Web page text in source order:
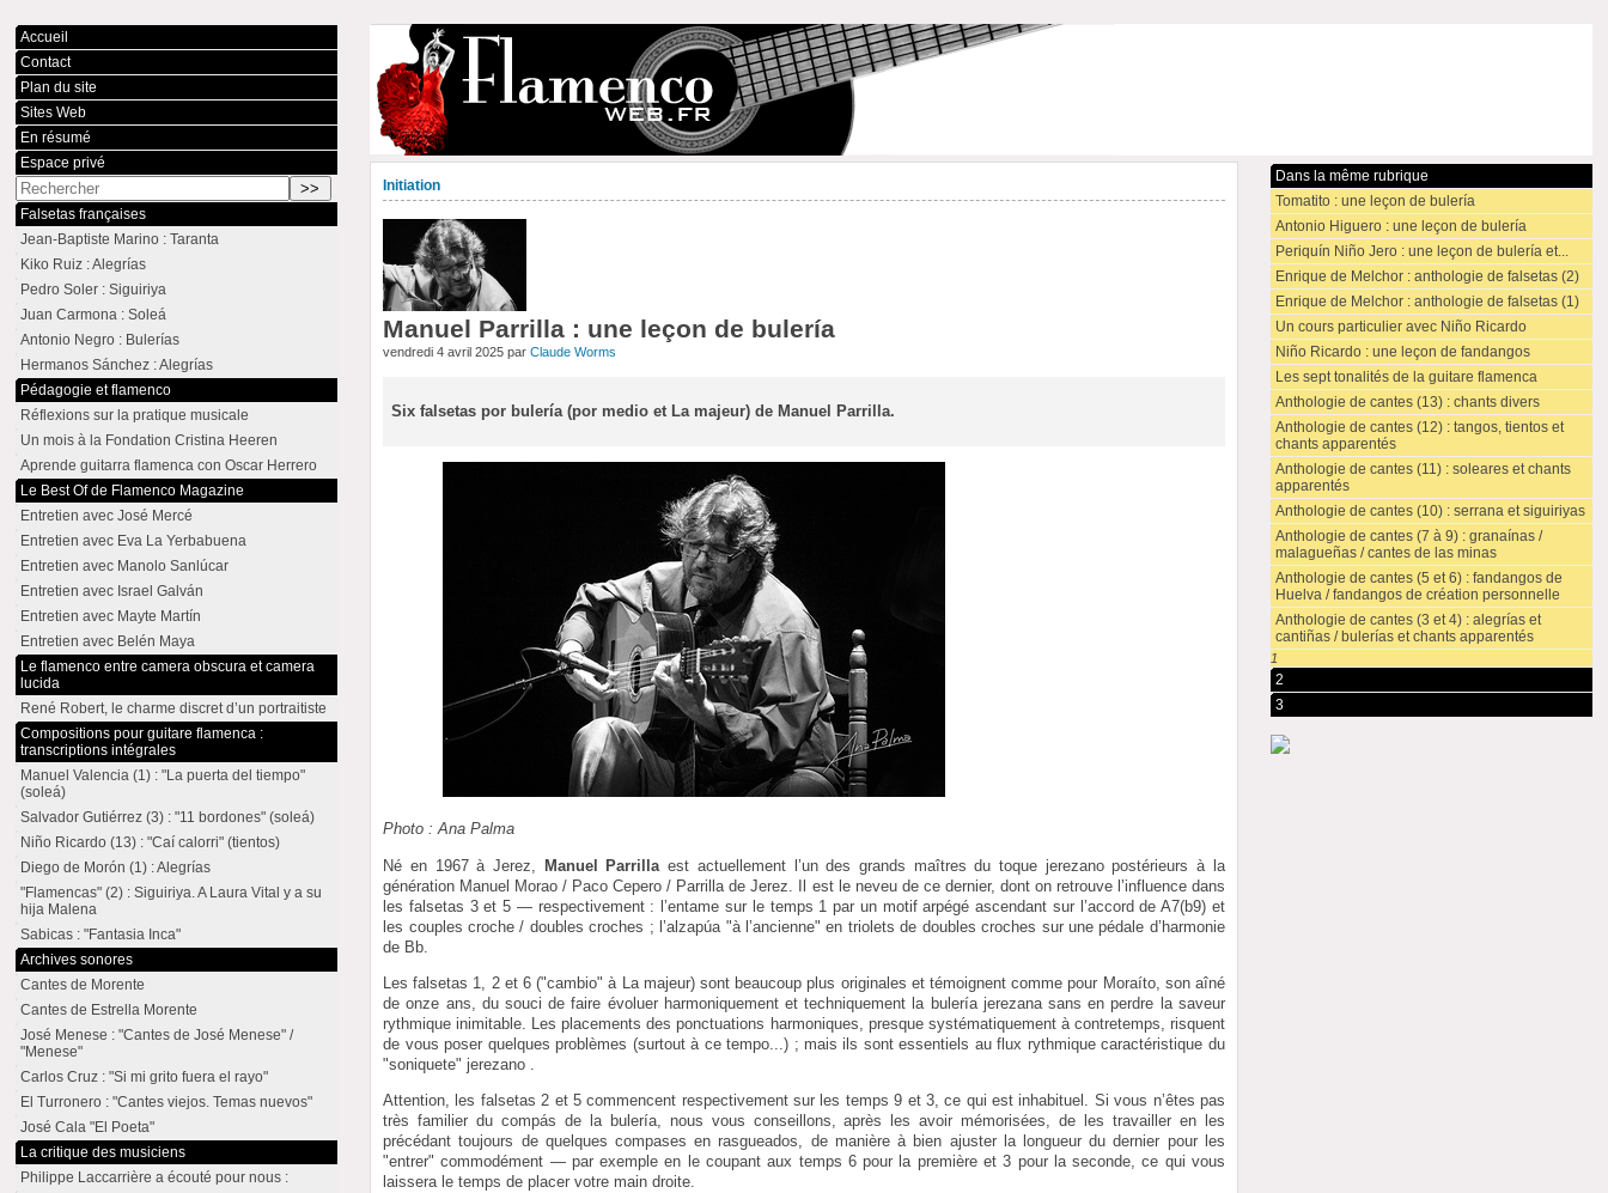
Initiation
Manuel Parrilla : une leçon de bulería
vendredi 4 avril 2025 parClaude Worms
Six falsetas por bulería (por medio et La majeur) de Manuel Parrilla.
Photo : Ana Palma
Né en 1967 à Jerez, Manuel Parrilla est actuellement l’un des grands maîtres du toque jerezano postérieurs à la
génération Manuel Morao / Paco Cepero / Parrilla de Jerez. Il est le neveu de ce dernier, dont on retrouve l’influence dans
les falsetas 3 et 5 — respectivement : l’entame sur le temps 1 par un motif arpégé ascendant sur l’accord de A7(b9) et
les couples croche / doubles croches ; l’alzapúa "à l’ancienne" en triolets de doubles croches sur une pédale d’harmonie
de Bb.
Les falsetas 1, 2 et 6 ("cambio" à La majeur) sont beaucoup plus originales et témoignent comme pour Moraíto, son aîné
de onze ans, du souci de faire évoluer harmoniquement et techniquement la bulería jerezana sans en perdre la saveur
rythmique inimitable. Les placements des ponctuations harmoniques, presque systématiquement à contretemps, risquent
de vous poser quelques problèmes (surtout à ce tempo...) ; mais ils sont essentiels au flux rythmique caractéristique du
"soniquete" jerezano .
Attention, les falsetas 2 et 5 commencent respectivement sur les temps 9 et 3, ce qui est inhabituel. Si vous n’êtes pas
très familier du compás de la bulería, nous vous conseillons, après les avoir mémorisées, de les travailler en les
précédant toujours de quelques compases en rasgueados, de manière à bien ajuster la longueur du dernier pour les
"entrer" commodément — par exemple en le coupant aux temps 6 pour la première et 3 pour la seconde, ce qui vous
laissera le temps de placer votre main droite.
Dans la même rubrique
Tomatito : une leçon de bulería
Antonio Higuero : une leçon de bulería
Periquín Niño Jero : une leçon de bulería et...
Enrique de Melchor : anthologie de falsetas (2)
Enrique de Melchor : anthologie de falsetas (1)
Un cours particulier avec Niño Ricardo
Niño Ricardo : une leçon de fandangos
Les sept tonalités de la guitare flamenca
Anthologie de cantes (13) : chants divers
Anthologie de cantes (12) : tangos, tientos et
chants apparentés
Anthologie de cantes (11) : soleares et chants
apparentés
Anthologie de cantes (10) : serrana et siguiriyas
Anthologie de cantes (7 à 9) : granaínas /
malagueñas / cantes de las minas
Anthologie de cantes (5 et 6) : fandangos de
Huelva / fandangos de création personnelle
Anthologie de cantes (3 et 4) : alegrías et
cantiñas / bulerías et chants apparentés
1
2
3
Accueil
Contact
Plan du site
Sites Web
En résumé
Espace privé
Falsetas françaises
Jean-Baptiste Marino : Taranta
Kiko Ruiz : Alegrías
Pedro Soler : Siguiriya
Juan Carmona : Soleá
Antonio Negro : Bulerías
Hermanos Sánchez : Alegrías
Pédagogie et flamenco
Réflexions sur la pratique musicale
Un mois à la Fondation Cristina Heeren
Aprende guitarra flamenca con Oscar Herrero
Le Best Of de Flamenco Magazine
Entretien avec José Mercé
Entretien avec Eva La Yerbabuena
Entretien avec Manolo Sanlúcar
Entretien avec Israel Galván
Entretien avec Mayte Martín
Entretien avec Belén Maya
Le flamenco entre camera obscura et camera
lucida
René Robert, le charme discret d’un portraitiste
Compositions pour guitare flamenca :
transcriptions intégrales
Manuel Valencia (1) : "La puerta del tiempo"
(soleá)
Salvador Gutiérrez (3) : "11 bordones" (soleá)
Niño Ricardo (13) : "Caí calorri" (tientos)
Diego de Morón (1) : Alegrías
"Flamencas" (2) : Siguiriya. A Laura Vital y a su
hija Malena
Sabicas : "Fantasia Inca"
Archives sonores
Cantes de Morente
Cantes de Estrella Morente
José Menese : "Cantes de José Menese" /
"Menese"
Carlos Cruz : "Si mi grito fuera el rayo"
El Turronero : "Cantes viejos. Temas nuevos"
José Cala "El Poeta"
La critique des musiciens
Philippe Laccarrière a écouté pour nous :